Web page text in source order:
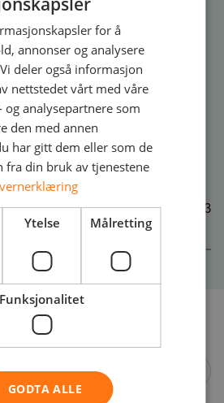
svært kortere
COO, AddSecure
COO, Nomentia
Heino, CIO at Wihuri
1 / 3
for å
annonser og analysere
deler også informasjon
nettstedet vårt med våre
og analysepartnere som
den med annen
har gitt dem eller som de
fra din bruk av tjenestene
Ytelse Målretting
Funksjonalitet
GODTA ALLE